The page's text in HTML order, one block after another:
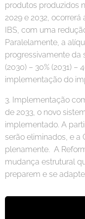
produtos produzidos
2029 e 2032,
IBS, com uma
Paralelamente, a
progressivamente da
(2030) – 30% (2031) –
implementação do
3. Implementação
de 2033, o novo
implementado. A
serão eliminados, e a
plenamente. A
mudança estrutural
preparem e se